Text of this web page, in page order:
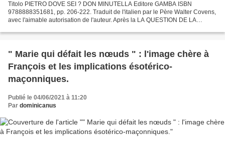
Titolo PIETRO DOVE SEI ? DON MINUTELLA Editore GAMBA ISBN
9788888351681, pp. 206-222. Traduit de l'italien par le Père Walter Covens,
avec l'aimable autorisation de l'auteur. Après la LA QUESTION DE LA
" Marie qui défait les nœuds " : l'image chère à
François et les implications ésotérico-
maçonniques.
Publié le 04/06/2021 à 11:20
Par dominicanus